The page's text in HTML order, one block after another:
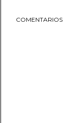
COMENTARIOS